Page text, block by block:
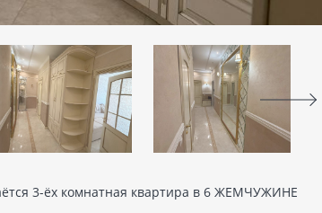
3-ёх комнатная квартира в 6 ЖЕМЧУЖИНЕ